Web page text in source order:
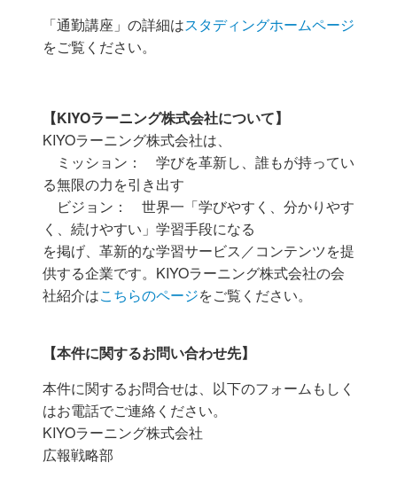
「通勤講座」の詳細はスタディングホームページ
をご覧ください。
【KIYOラーニング株式会社について】
KIYOラーニング株式会社は、
ミッション： 学びを革新し、誰もが持ってい
る無限の力を引き出す
ビジョン： 世界一「学びやすく、分かりやす
く、続けやすい」学習手段になる
を掲げ、革新的な学習サービス／コンテンツを提
供する企業です。KIYOラーニング株式会社の会
社紹介はこちらのページをご覧ください。
【本件に関するお問い合わせ先】
本件に関するお問合せは、以下のフォームもしく
はお電話でご連絡ください。
KIYOラーニング株式会社
広報戦略部